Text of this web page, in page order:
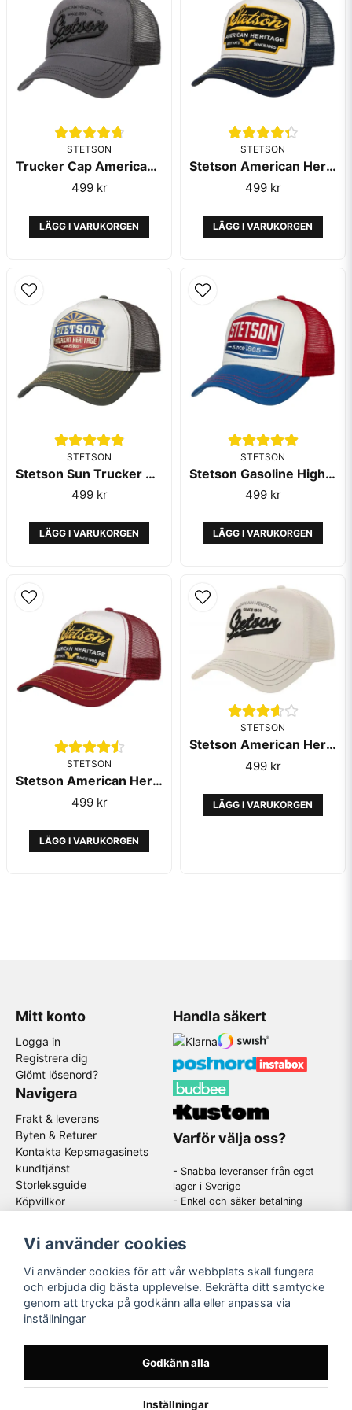
STETSON
Trucker Cap American Heritage Classic Grey - Stetson
499 kr
LÄGG I VARUKORGEN
STETSON
Stetson American Heritage Trucker Cap Navy White
499 kr
LÄGG I VARUKORGEN
STETSON
Stetson Sun Trucker Cap Olive
499 kr
LÄGG I VARUKORGEN
STETSON
Stetson Gasoline Highway Trucker Blue Red
499 kr
LÄGG I VARUKORGEN
STETSON
Stetson American Heritage Classic Trucker Cap Bordeaux
499 kr
LÄGG I VARUKORGEN
STETSON
Stetson American Heritage Classic Trucker Cap White
499 kr
LÄGG I VARUKORGEN
Mitt konto
Logga in
Registrera dig
Glömt lösenord?
Navigera
Frakt & leverans
Byten & Returer
Kontakta Kepsmagasinets
kundtjänst
Storleksguide
Köpvillkor
Om oss
Handla säkert
Varför välja oss?
- Snabba leveranser från eget
lager i Sverige
- Enkel och säker betalning
-En schysst kundtjänst som
Följ oss
Vi använder cookies
Vi använder cookies för att vår webbplats skall fungera
och erbjuda dig bästa upplevelse. Bekräfta ditt samtycke
genom att trycka på godkänn alla eller anpassa via
inställningar
Godkänn alla
Inställningar